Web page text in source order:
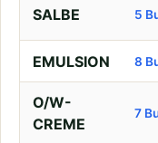
SALBE 5
EMULSION 8
O/W-
CREME
7